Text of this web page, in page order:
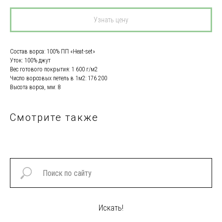
Узнать цену
Состав ворса: 100% ПП «Heat-set»
Уток: 100% джут
Вес готового покрытия: 1 600 г/м2
Число ворсовых петель в 1м2: 176 200
Высота ворса, мм: 8
Смотрите также
Искать!